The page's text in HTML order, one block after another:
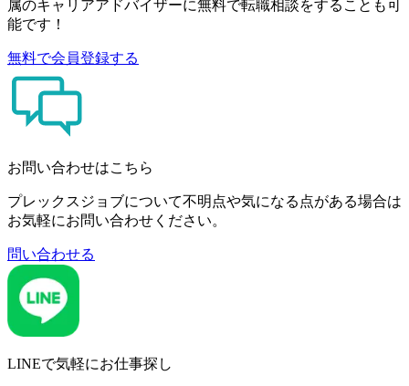
属のキャリアアドバイザーに無料で転職相談をすることも可
能です！
無料で会員登録する
お問い合わせはこちら
プレックスジョブについて不明点や気になる点がある場合は
お気軽にお問い合わせください。
問い合わせる
LINEで気軽にお仕事探し